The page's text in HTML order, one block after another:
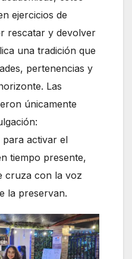
ejercicios de
rescatar y devolver
una tradición que
pertenencias y
Las
únicamente
activar el
tiempo presente,
cruza con la voz
la preservan.